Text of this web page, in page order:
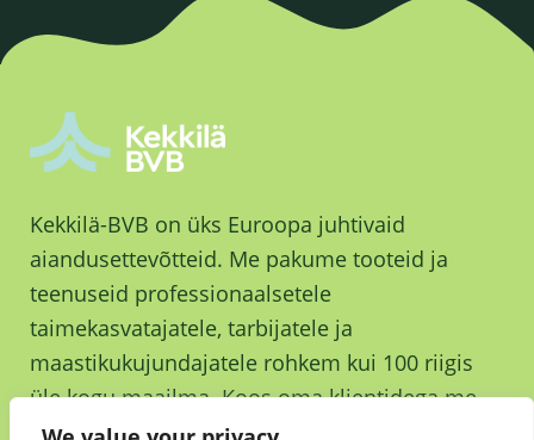
Kekkilä-BVB on üks Euroopa juhtivaid
aiandusettevõtteid. Me pakume tooteid ja
teenuseid professionaalsetele
taimekasvatajatele, tarbijatele ja
maastikukujundajatele rohkem kui 100 riigis
üle kogu maailma. Koos oma klientidega me
kasvame ja kasvatame parema tuleviku nimel.